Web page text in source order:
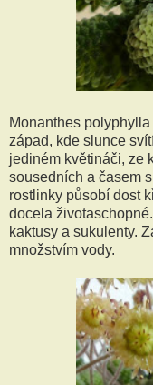
Monanthes
západ, kde slunce
jediném květináči, ze
sousedních a časem
rostlinky působí dost
docela
kaktusy a sukulenty.
množstvím vody.